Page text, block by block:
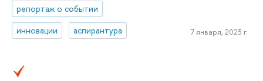
репортаж о событии
инновации
аспирантура 7 января, 2023 г.